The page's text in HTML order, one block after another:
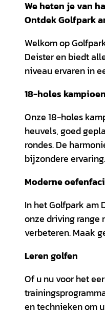
We heten je van
Ontdek Golfpark
Welkom op
Deister en biedt
niveau ervaren in
18-holes
Onze 18-holes
heuvels, goed
rondes. De
bijzondere ervaring.
Moderne
In het Golfpark am
onze driving range
verbeteren. Maak
Leren golfen
Of u nu voor het
en technieken om